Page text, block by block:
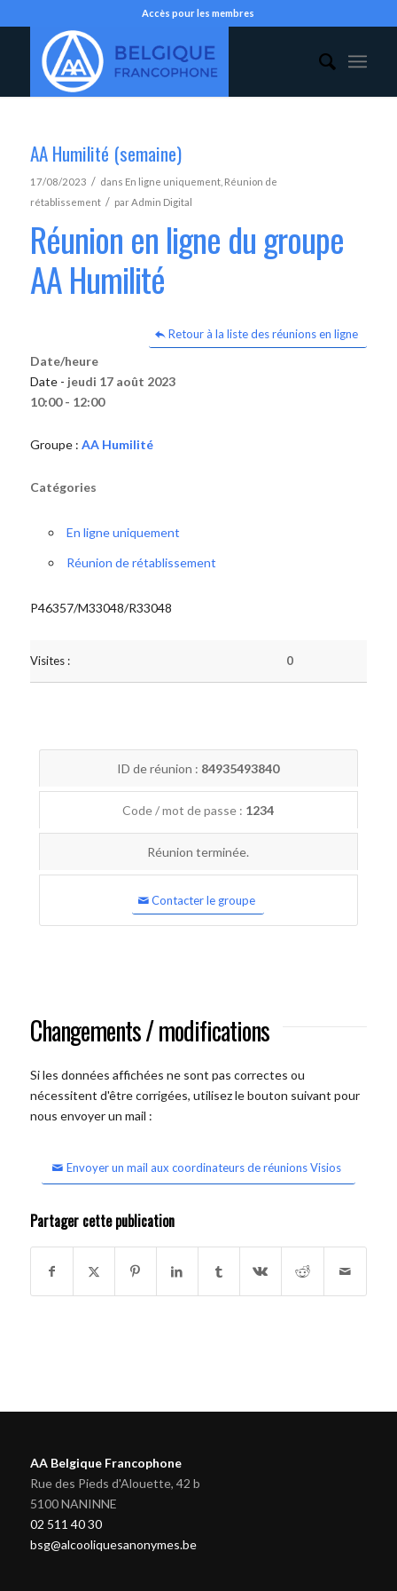
Accès pour les membres
AA Humilité (semaine)
17/08/2023 / dans En ligne uniquement, Réunion de
rétablissement / parAdmin Digital
Réunion en ligne du groupe
AA Humilité
Retour à la liste des réunions en ligne
Date/heure
Date - jeudi 17 août 2023
10:00 - 12:00
Groupe : AA Humilité
Catégories
En ligne uniquement
Réunion de rétablissement
P46357/M33048/R33048
Visites : 0
ID de réunion : 84935493840
Code / mot de passe : 1234
Réunion terminée.
Contacter le groupe
Changements / modifications
Si les données affichées ne sont pas correctes ou
nécessitent d'être corrigées, utilisez le bouton suivant pour
nous envoyer un mail :
Envoyer un mail aux coordinateurs de réunions Visios
Partager cette publication
AA Belgique Francophone
Rue des Pieds d'Alouette, 42 b
5100 NANINNE
02 511 40 30
bsg@alcooliquesanonymes.be